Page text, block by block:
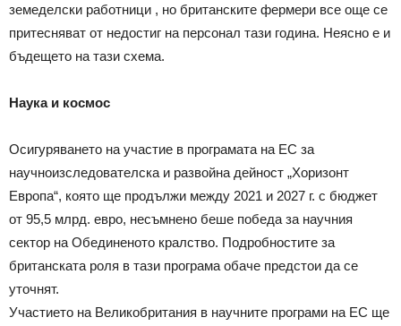
земеделски работници , но британските фермери все още се
притесняват от недостиг на персонал тази година. Неясно е и
бъдещето на тази схема.
Наука и космос
Осигуряването на участие в програмата на ЕС за
научноизследователска и развойна дейност „Хоризонт
Европа“, която ще продължи между 2021 и 2027 г. с бюджет
от 95,5 млрд. евро, несъмнено беше победа за научния
сектор на Обединеното кралство. Подробностите за
британската роля в тази програма обаче предстои да се
уточнят.
Участието на Великобритания в научните програми на ЕС ще